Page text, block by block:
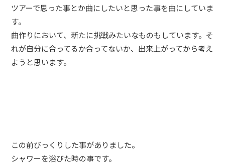
ツアーで思った事とか曲にしたいと思った事を曲にしていま
す。
曲作りにおいて、新たに挑戦みたいなものもしています。そ
れが自分に合ってるか合ってないか、出来上がってから考え
ようと思います。
この前びっくりした事がありました。
シャワーを浴びた時の事です。